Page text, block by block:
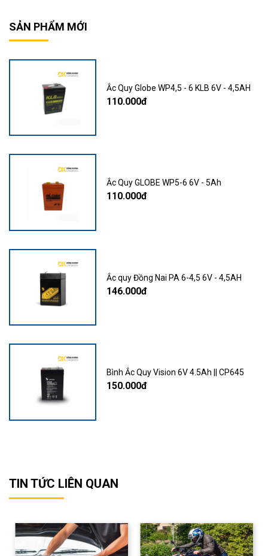
SẢN PHẨM MỚI
Ắc Quy Globe WP4,5 - 6 KLB 6V - 4,5AH
110.000đ
Ắc Quy GLOBE WP5-6 6V - 5Ah
110.000đ
Ắc quy Đồng Nai PA 6-4,5 6V - 4,5AH
146.000đ
Bình Ắc Quy Vision 6V 4.5Ah || CP645
150.000đ
TIN TỨC LIÊN QUAN